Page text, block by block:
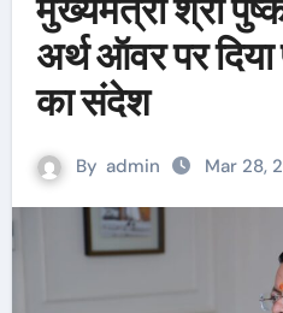
मुख्यमंत्री श्री
अर्थ ऑवर पर दिया
का संदेश
By admin Mar 28,